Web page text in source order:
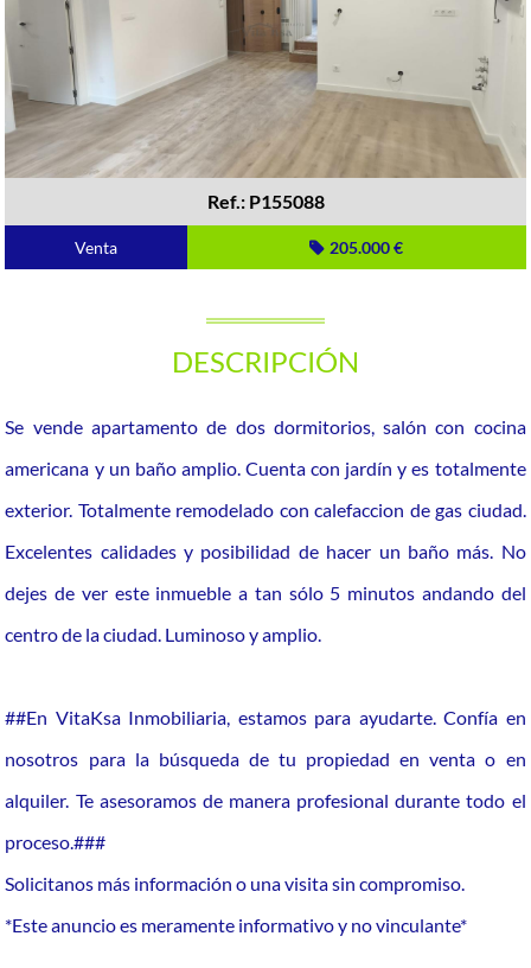
Ref.: P155088
Venta 205.000 €
DESCRIPCIÓN
Se vende apartamento de dos dormitorios, salón con cocina
americana y un baño amplio. Cuenta con jardín y es totalmente
exterior. Totalmente remodelado con calefaccion de gas ciudad.
Excelentes calidades y posibilidad de hacer un baño más. No
dejes de ver este inmueble a tan sólo 5 minutos andando del
centro de la ciudad. Luminoso y amplio.
##En VitaKsa Inmobiliaria, estamos para ayudarte. Confía en
nosotros para la búsqueda de tu propiedad en venta o en
alquiler. Te asesoramos de manera profesional durante todo el
proceso.###
Solicitanos más información o una visita sin compromiso.
*Este anuncio es meramente informativo y no vinculante*